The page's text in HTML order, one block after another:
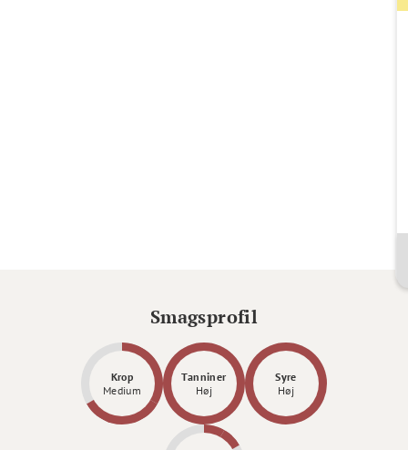
Smagsprofil
Krop
Medium
Tanniner
Høj
Syre
Høj